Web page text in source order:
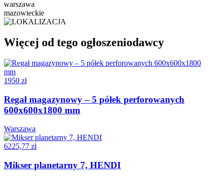
warszawa
mazowieckie
Więcej od tego ogłoszeniodawcy
1950 zł
Regał magazynowy – 5 półek perforowanych
600x600x1800 mm
Warszawa
6225,77 zł
Mikser planetarny 7, HENDI